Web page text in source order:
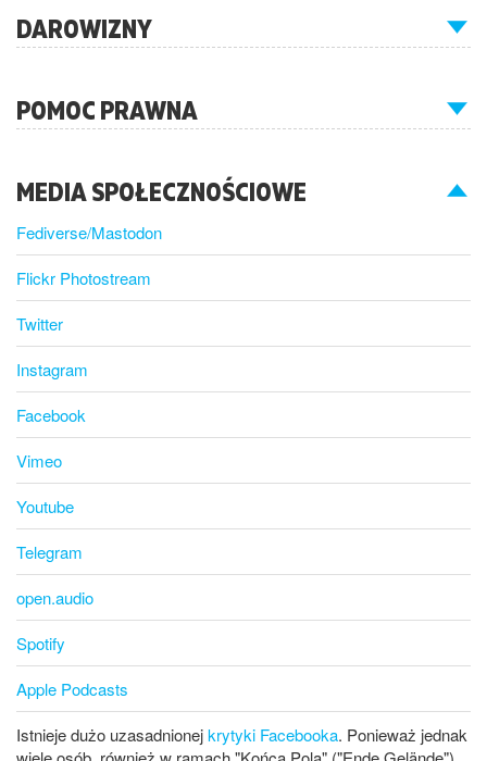
DAROWIZNY
POMOC PRAWNA
MEDIA SPOŁECZNOŚCIOWE
Fediverse/Mastodon
Flickr Photostream
Twitter
Instagram
Facebook
Vimeo
Youtube
Telegram
open.audio
Spotify
Apple Podcasts
Istnieje dużo uzasadnionejkrytyki Facebooka. Ponieważ jednak